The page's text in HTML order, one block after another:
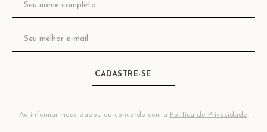
CADASTRE-SE
Ao informar meus dados, eu concordo com a Política de Privacidade.